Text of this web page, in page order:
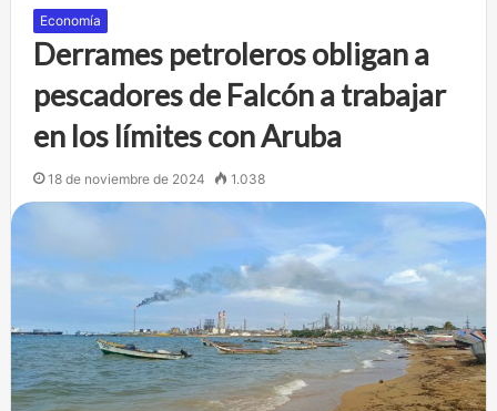
Economía
Derrames petroleros obligan a
pescadores de Falcón a trabajar
en los límites con Aruba
18 de noviembre de 2024 1.038